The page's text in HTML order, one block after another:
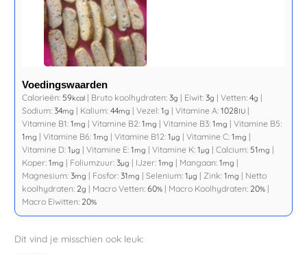
Voedingswaarden
Calorieën: 59kcal | Bruto koolhydraten:3g | Eiwit:3g |Vetten:4g |
Sodium:34mg | Kalium:44mg |Vezel:1g |Vitamine A:1028IU |
Vitamine B1:1mg |Vitamine B2:1mg |Vitamine B3:1mg |Vitamine B5:
1mg |Vitamine B6:1mg |Vitamine B12:1µg |Vitamine C:1mg |
Vitamine D:1µg |Vitamine E:1mg |Vitamine K:1µg |Calcium: 51mg |
Koper:1mg | Foliumzuur:3µg | IJzer:1mg | Mangaan:1mg |
Magnesium:3mg | Fosfor:31mg |Selenium:1µg | Zink:1mg | Netto
koolhydraten: 2g | Macro Vetten:60% | Macro Koolhydraten: 20% |
Macro Eiwitten: 20%
Dit vind je misschien ook leuk: